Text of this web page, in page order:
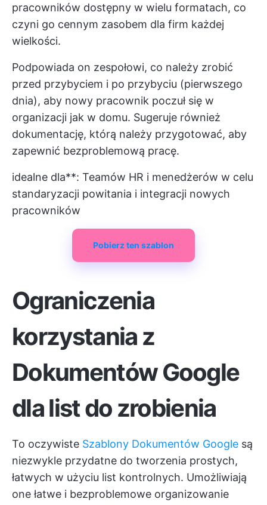
pracowników dostępny w wielu formatach, co
czyni go cennym zasobem dla firm każdej
wielkości.
Podpowiada on zespołowi, co należy zrobić
przed przybyciem i po przybyciu (pierwszego
dnia), aby nowy pracownik poczuł się w
organizacji jak w domu. Sugeruje również
dokumentację, którą należy przygotować, aby
zapewnić bezproblemową pracę.
idealne dla**: Teamów HR i menedżerów w celu
standaryzacji powitania i integracji nowych
pracowników
Pobierz ten szablon
Ograniczenia
korzystania z
Dokumentów Google
dla list do zrobienia
To oczywiste Szablony Dokumentów Google są
niezwykle przydatne do tworzenia prostych,
łatwych w użyciu list kontrolnych. Umożliwiają
one łatwe i bezproblemowe organizowanie